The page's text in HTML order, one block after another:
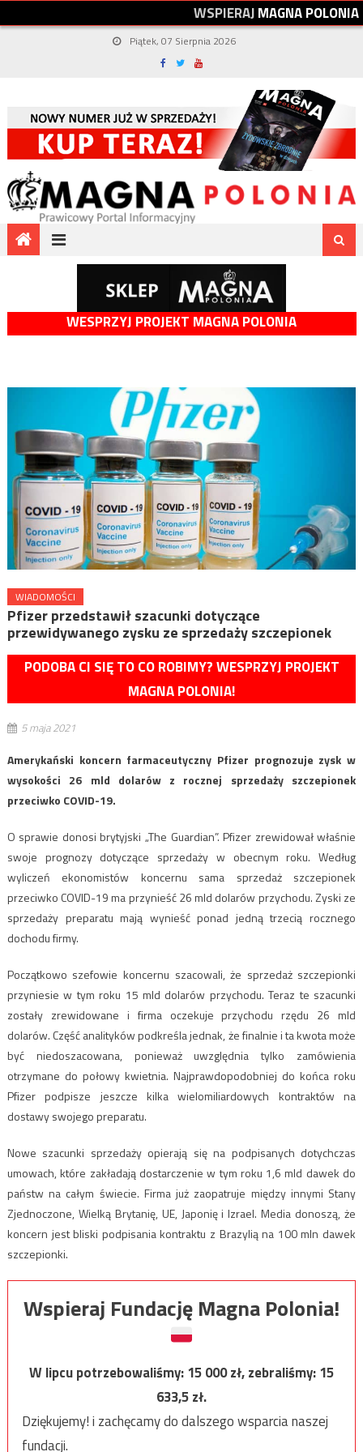
WSPIERAJMAGNAPOLONIA
Piątek, 07 Sierpnia 2026
WESPRZYJ PROJEKT MAGNA POLONIA
WIADOMOŚCI
Pfizer przedstawił szacunki dotyczące
przewidywanego zysku ze sprzedaży szczepionek
PODOBA CI SIĘ TO CO ROBIMY? WESPRZYJ PROJEKT
MAGNA POLONIA!
5 maja 2021
Amerykański koncern farmaceutyczny Pfizer prognozuje zysk w
wysokości 26 mld dolarów z rocznej sprzedaży szczepionek
przeciwko COVID-19.
O sprawie donosi brytyjski „The Guardian”. Pfizer zrewidował właśnie
swoje prognozy dotyczące sprzedaży w obecnym roku. Według
wyliczeń ekonomistów koncernu sama sprzedaż szczepionek
przeciwko COVID-19 ma przynieść 26 mld dolarów przychodu. Zyski ze
sprzedaży preparatu mają wynieść ponad jedną trzecią rocznego
dochodu firmy.
Początkowo szefowie koncernu szacowali, że sprzedaż szczepionki
przyniesie w tym roku 15 mld dolarów przychodu. Teraz te szacunki
zostały zrewidowane i firma oczekuje przychodu rzędu 26 mld
dolarów. Część analityków podkreśla jednak, że finalnie i ta kwota może
być niedoszacowana, ponieważ uwzględnia tylko zamówienia
otrzymane do połowy kwietnia. Najprawdopodobniej do końca roku
Pfizer podpisze jeszcze kilka wielomiliardowych kontraktów na
dostawy swojego preparatu.
Nowe szacunki sprzedaży opierają się na podpisanych dotychczas
umowach, które zakładają dostarczenie w tym roku 1,6 mld dawek do
państw na całym świecie. Firma już zaopatruje między innymi Stany
Zjednoczone, Wielką Brytanię, UE, Japonię i Izrael. Media donoszą, że
koncern jest bliski podpisania kontraktu z Brazylią na 100 mln dawek
szczepionki.
Wspieraj Fundację Magna Polonia!
W lipcu potrzebowaliśmy:15 000zł, zebraliśmy:15
633,5zł.
Dziękujemy! i zachęcamy do dalszego wsparcia naszej
fundacji.